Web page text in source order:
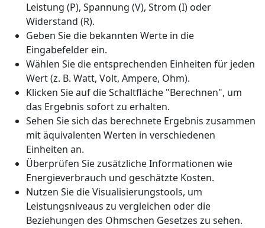
Leistung (P), Spannung (V), Strom (I) oder
Widerstand (R).
Geben Sie die bekannten Werte in die
Eingabefelder ein.
Wählen Sie die entsprechenden Einheiten für jeden
Wert (z. B. Watt, Volt, Ampere, Ohm).
Klicken Sie auf die Schaltfläche "Berechnen", um
das Ergebnis sofort zu erhalten.
Sehen Sie sich das berechnete Ergebnis zusammen
mit äquivalenten Werten in verschiedenen
Einheiten an.
Überprüfen Sie zusätzliche Informationen wie
Energieverbrauch und geschätzte Kosten.
Nutzen Sie die Visualisierungstools, um
Leistungsniveaus zu vergleichen oder die
Beziehungen des Ohmschen Gesetzes zu sehen.